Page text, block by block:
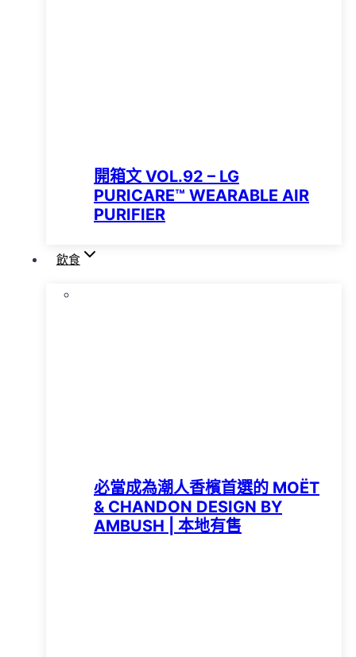
開箱文 VOL.92 – LG
PURICARE™️ WEARABLE AIR
PURIFIER
飲食
必當成為潮人香檳首選的 MOËT
& CHANDON DESIGN BY
AMBUSH | 本地有售